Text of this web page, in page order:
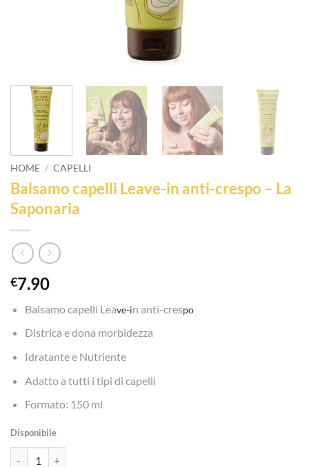
HOME / CAPELLI
Balsamo capelli Leave-in anti-crespo – La
Saponaria
€7.90
Balsamo capelli Leave-in anti-crespo
Districa e dona morbidezza
Idratante e Nutriente
Adatto a tutti i tipi di capelli
Formato: 150 ml
Disponibile